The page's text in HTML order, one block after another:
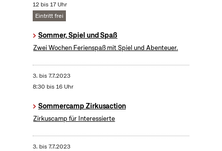
12 bis 17 Uhr
Eintritt frei
Sommer, Spiel und Spaß
Zwei Wochen Ferienspaß mit Spiel und Abenteuer.
3. bis7.7.2023
8:30 bis 16 Uhr
Sommercamp Zirkusaction
Zirkuscamp für Interessierte
3. bis7.7.2023